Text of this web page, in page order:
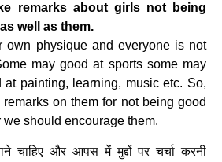
remarks about girls not being
well as them.
own physique and everyone is not
may good at sports some may
at painting, learning, music etc. So,
on them for not being good
should encourage them.
चाहिए और आपस में मुद्दों पर चर्चा करनी